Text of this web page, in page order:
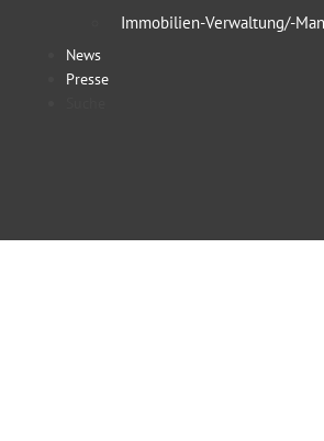
Immobilien-Verwaltung/-
News
Presse